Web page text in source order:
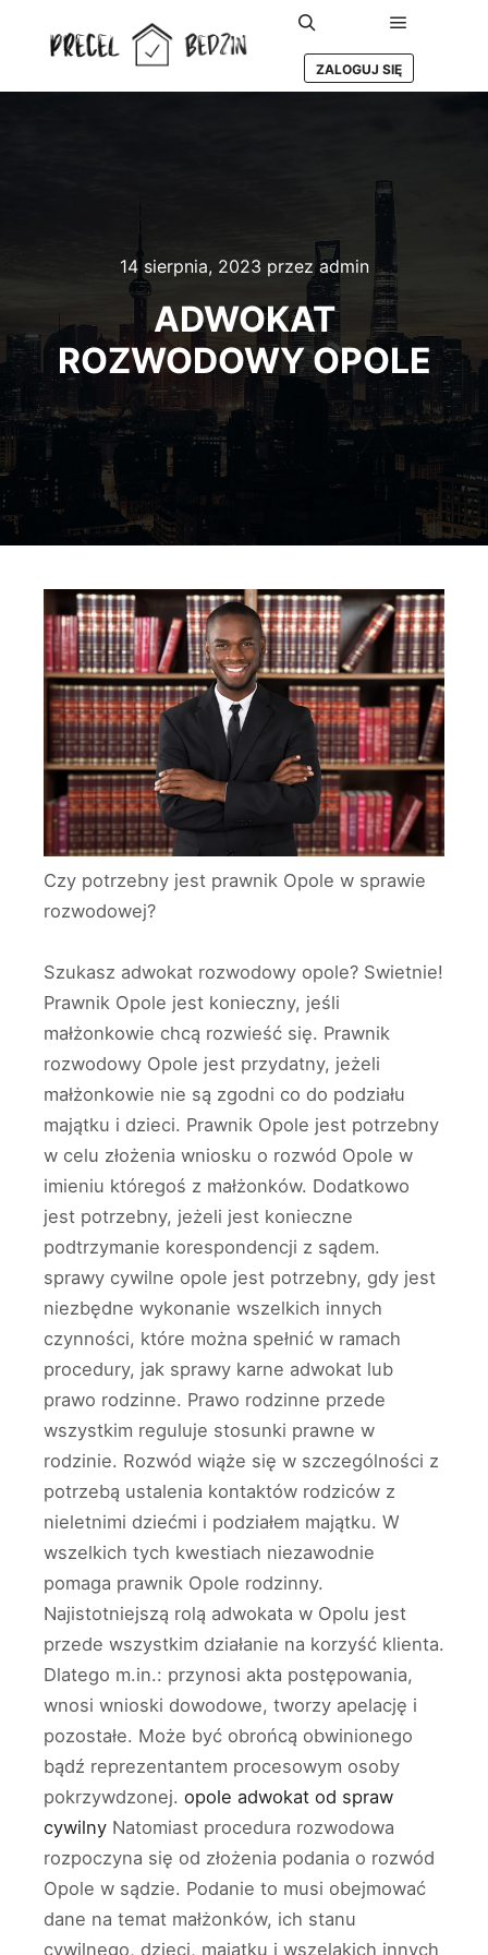
Szukaj Główne
ZALOGUJ SIĘ
14 sierpnia, 2023 przez admin
ADWOKAT
ROZWODOWY OPOLE
Czy potrzebny jest prawnik Opole w sprawie
rozwodowej?
Szukasz adwokat rozwodowy opole? Swietnie!
Prawnik Opole jest konieczny, jeśli
małżonkowie chcą rozwieść się. Prawnik
rozwodowy Opole jest przydatny, jeżeli
małżonkowie nie są zgodni co do podziału
majątku i dzieci. Prawnik Opole jest potrzebny
w celu złożenia wniosku o rozwód Opole w
imieniu któregoś z małżonków. Dodatkowo
jest potrzebny, jeżeli jest konieczne
podtrzymanie korespondencji z sądem.
sprawy cywilne opole jest potrzebny, gdy jest
niezbędne wykonanie wszelkich innych
czynności, które można spełnić w ramach
procedury, jak sprawy karne adwokat lub
prawo rodzinne. Prawo rodzinne przede
wszystkim reguluje stosunki prawne w
rodzinie. Rozwód wiąże się w szczególności z
potrzebą ustalenia kontaktów rodziców z
nieletnimi dziećmi i podziałem majątku. W
wszelkich tych kwestiach niezawodnie
pomaga prawnik Opole rodzinny.
Najistotniejszą rolą adwokata w Opolu jest
przede wszystkim działanie na korzyść klienta.
Dlatego m.in.: przynosi akta postępowania,
wnosi wnioski dowodowe, tworzy apelację i
pozostałe. Może być obrońcą obwinionego
bądź reprezentantem procesowym osoby
pokrzywdzonej. opole adwokat od spraw
cywilny Natomiast procedura rozwodowa
rozpoczyna się od złożenia podania o rozwód
Opole w sądzie. Podanie to musi obejmować
dane na temat małżonków, ich stanu
cywilnego, dzieci, majątku i wszelakich innych